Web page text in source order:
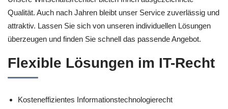
Qualität. Auch nach Jahren bleibt unser Service zuverlässig und
attraktiv. Lassen Sie sich von unseren individuellen Lösungen
überzeugen und finden Sie schnell das passende Angebot.
Flexible Lösungen im IT-Recht
Kosteneffizientes Informationstechnologierecht